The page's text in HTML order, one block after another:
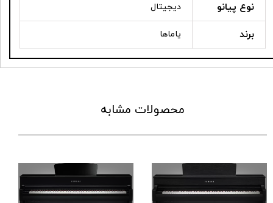
نوع پیانو دیجیتال
برند یاماها
محصولات مشابه